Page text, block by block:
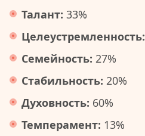
Талант: 33%
Целеустремленность:
Семейность: 27%
Стабильность: 20%
Духовность: 60%
Темперамент: 13%